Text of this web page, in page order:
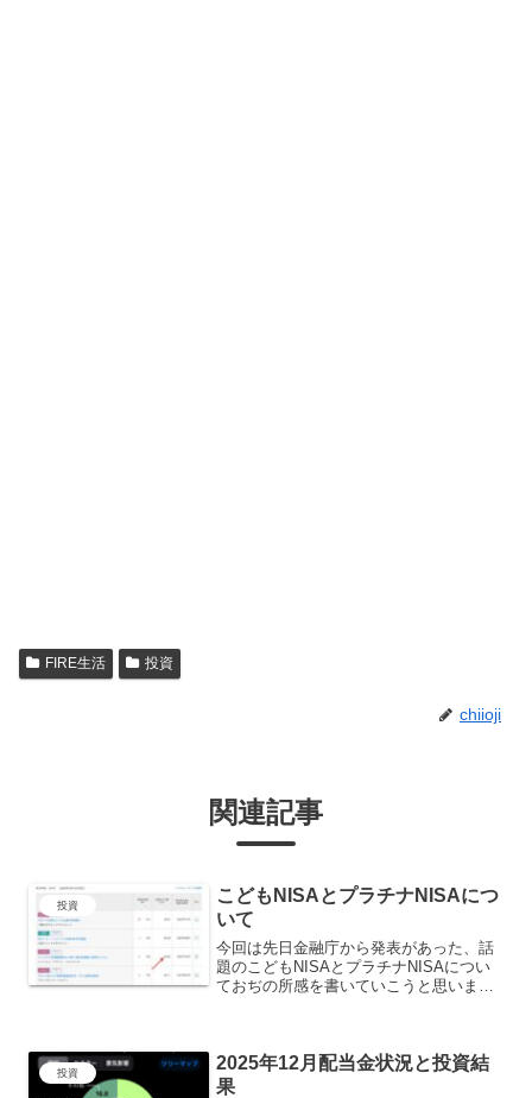
FIRE生活 投資
chiioji
関連記事
投資
こどもNISAとプラチナNISAにつ
いて
今回は先日金融庁から発表があった、話
題のこどもNISAとプラチナNISAについ
ておぢの所感を書いていこうと思いま
年間120万...
投資
2025年12月配当金状況と投資結
果